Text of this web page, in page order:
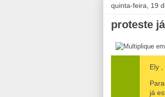
quinta-feira, 19
proteste
Ely ,
já